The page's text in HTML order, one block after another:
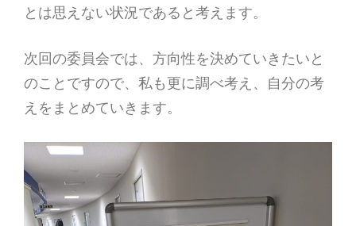
とは思えない状況であると考えます。
次回の委員会では、方向性を決めていきたいと
のことですので、私も更に調べ考え、自分の考
えをまとめていきます。